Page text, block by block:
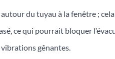
du tuyau à la fenêtre ;
ce qui pourrait bloquer
gênantes.